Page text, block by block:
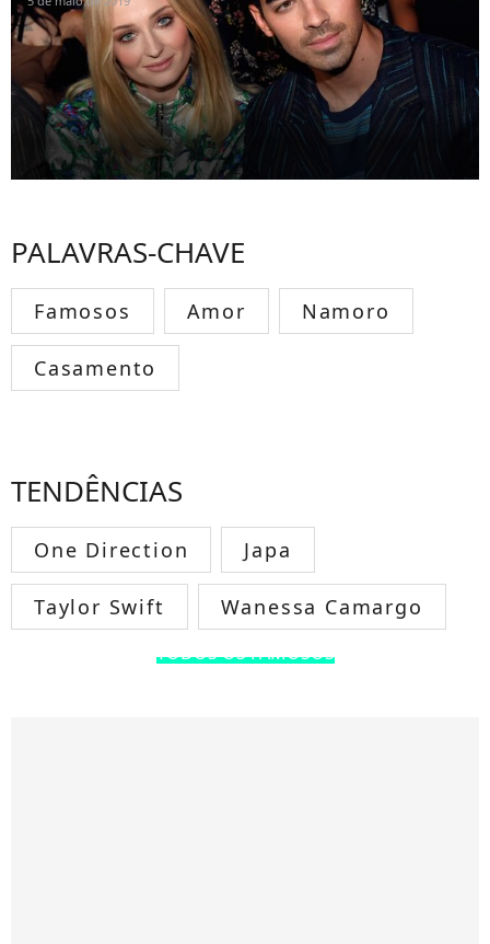
PALAVRAS-CHAVE
Famosos Amor Namoro
Casamento
TENDÊNCIAS
One Direction Japa
Taylor Swift Wanessa Camargo
TODOS OS FAMOSOS